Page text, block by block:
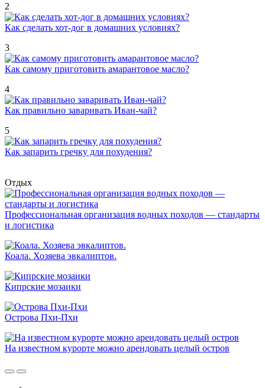
2
Как сделать хот-дог в домашних условиях?
3
Как самому приготовить амарантовое масло?
4
Как правильно заваривать Иван-чай?
5
Как запарить гречку для похудения?
Отдых
Профессиональная организация водных походов — стандарты
и логистика
Коала. Хозяева эвкалиптов.
Кипрские мозаики
Острова Пхи-Пхи
На известном курорте можно арендовать целый остров